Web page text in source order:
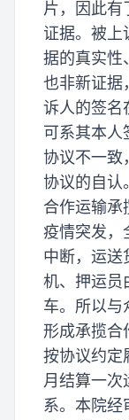
片，因此有
证据。被上
据的真实性
也非新证据
诉人的签名
可系其本人
协议不一致
协议的自
合作运输承
疫情突发，
中断，运送
机、押运员
车。所以与
形成承揽合
按协议约定
月结算一次
系。本院经